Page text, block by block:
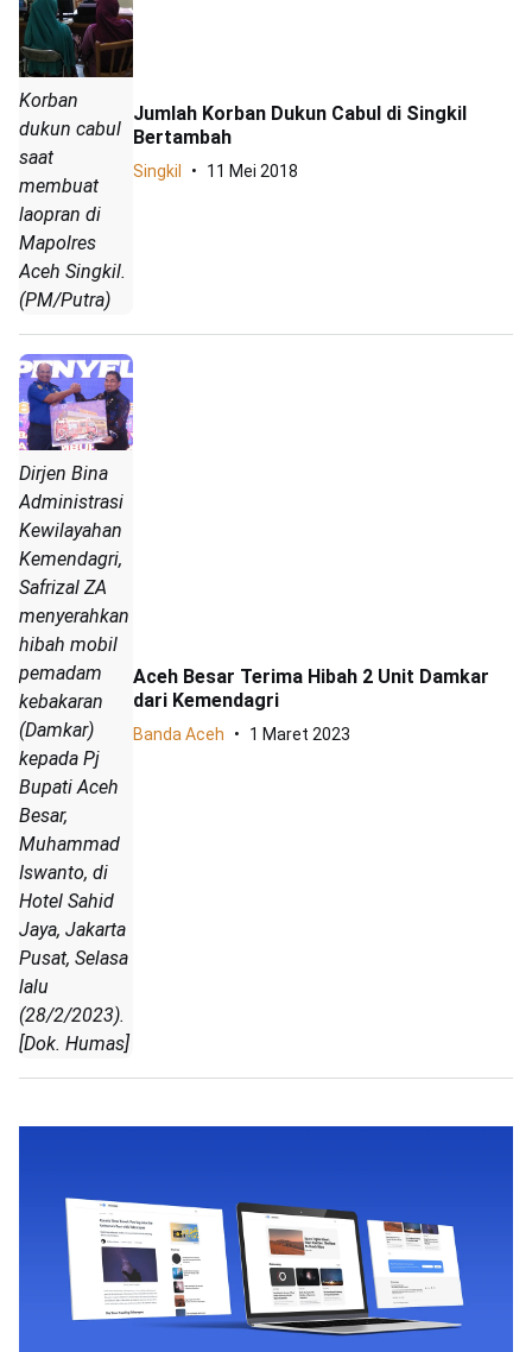
Korban
dukun cabul
saat
membuat
laopran di
Mapolres
Aceh Singkil.
(PM/Putra)
Jumlah Korban Dukun Cabul di Singkil
Bertambah
Singkil 11 Mei 2018
Dirjen Bina
Administrasi
Kewilayahan
Kemendagri,
Safrizal ZA
menyerahkan
hibah mobil
pemadam
kebakaran
(Damkar)
kepada Pj
Bupati Aceh
Besar,
Muhammad
Iswanto, di
Hotel Sahid
Jaya, Jakarta
Pusat, Selasa
lalu
(28/2/2023).
[Dok. Humas]
Aceh Besar Terima Hibah 2 Unit Damkar
dari Kemendagri
Banda Aceh 1 Maret 2023